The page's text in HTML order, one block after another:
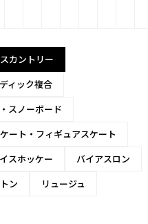
カントリー
ィック複合
スノーボード
ート・フィギュアスケート
スホッケー
バイアスロン
ン
リュージュ